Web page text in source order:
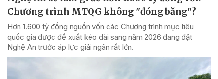
Chương trình MTQG không "đóng băng"?
Hơn 1.600 tỷ đồng nguồn vốn các Chương trình mục tiêu
quốc gia được đề xuất kéo dài sang năm 2026 đang đặt
Nghệ An trước áp lực giải ngân rất lớn.